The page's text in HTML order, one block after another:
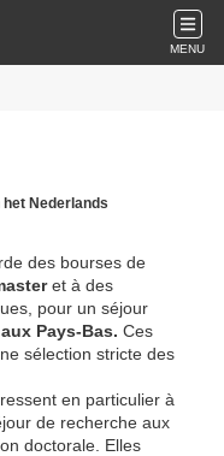
MENU
Nederlands
des bourses de
et à des
pour un séjour
Pays-Bas. Ces
sélection stricte des
en particulier à
de recherche aux
doctorale. Elles